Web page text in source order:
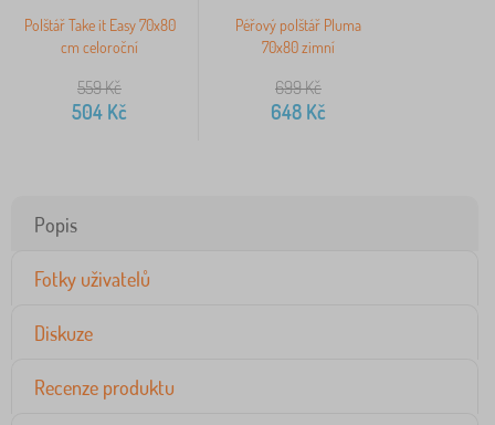
Polštář Take it Easy 70x80
cm celoroční
559Kč
504 Kč
Péřový polštář Pluma
70x80 zimní
699Kč
648 Kč
Popis
Fotky uživatelů
Diskuze
Recenze produktu